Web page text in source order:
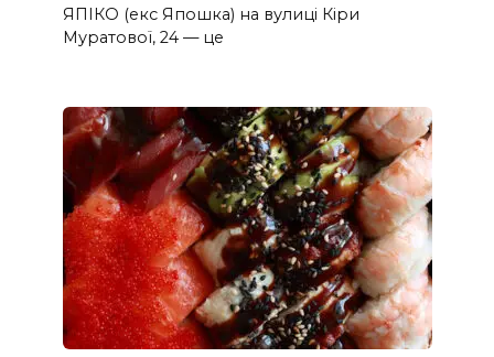
ЯПІКО (екс Япошка) на вулиці Кіри
Муратової, 24 — це